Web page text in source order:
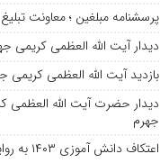
پرسشنامه مبلغین ؛ معاونت تبلیغ
دیدار آیت الله العظمی کریمی
بازدید آیت الله العظمی
دیدار حضرت آیت الله العظمی
جهرم
اعتکاف دانش آموزی ۱۴۰۳ به روایت تصویر